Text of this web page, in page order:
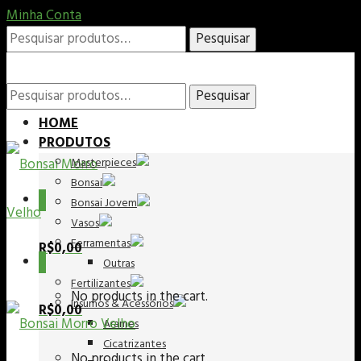
Minha Conta
Pesquisar
por:
Pesquisar
Pesquisar
Pesquisar
HOME
PRODUTOS
Masterpieces
Bonsai
Bonsai Jovem
Vasos
Ferramentas
Outras
Fertilizantes
Insumos & Acessórios
Arames
Cicatrizantes
R$0,00
No products in the cart.
R$0,00